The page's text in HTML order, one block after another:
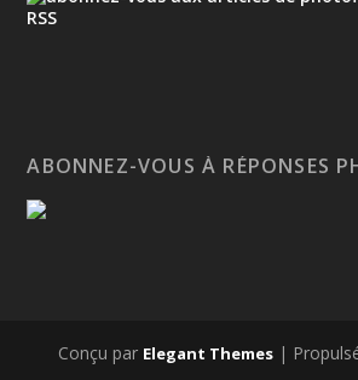
ABONNEZ-VOUS À RÉPONSES
Conçu par Elegant Themes|